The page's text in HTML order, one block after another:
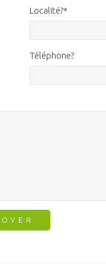
Localité?*
Téléphone?